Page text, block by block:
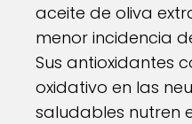
aceite de oliva
menor incidencia
Sus antioxidantes
oxidativo en las
saludables nutren